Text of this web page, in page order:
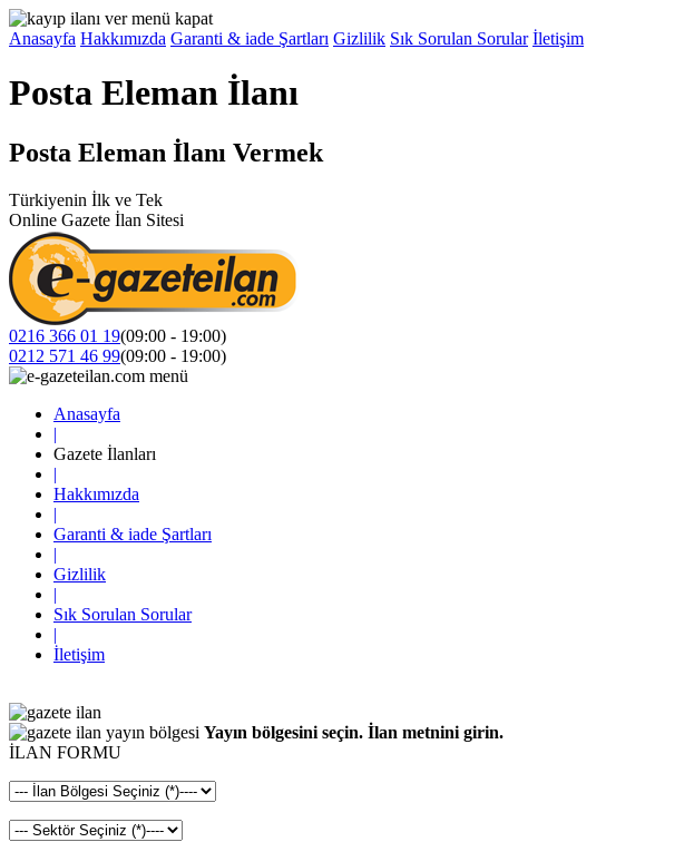
Anasayfa Hakkımızda Garanti & iade Şartları Gizlilik Sık Sorulan Sorular İletişim
Posta Eleman İlanı
Posta Eleman İlanı Vermek
Türkiyenin İlk ve Tek
Online Gazete İlan Sitesi
0216 366 01 19(09:00 - 19:00)
0212 571 46 99(09:00 - 19:00)
Anasayfa
|
Gazete İlanları
|
Hakkımızda
|
Garanti & iade Şartları
|
Gizlilik
|
Sık Sorulan Sorular
|
İletişim
Yayın bölgesini seçin. İlan metnini girin.
İLAN FORMU